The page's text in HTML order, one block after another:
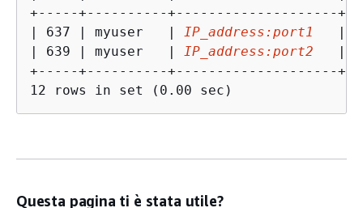
+-----+----------+--------------------
| 637 | myuser   | IP_address:port1
| 639 | myuser   | IP_address:port2
+-----+----------+--------------------
12 rows in set (0.00 sec)
Questa pagina ti è stata utile?